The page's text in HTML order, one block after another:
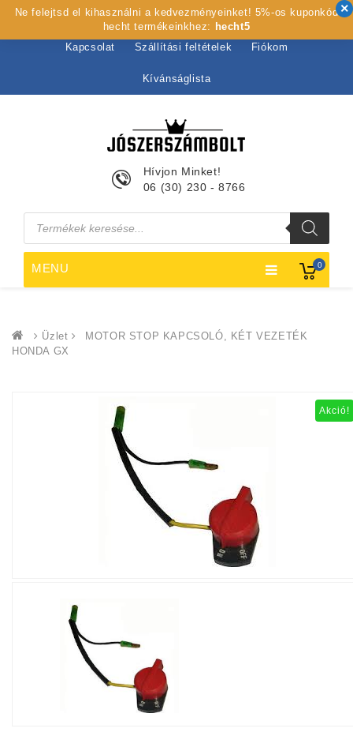
Kezdőlap Rólunk Webshop Szolgáltatások
Kapcsolat Szállítási feltételek Fiókom
Kívánságlista
0
Hívjon Minket!
06 (30) 230 - 8766
Products
search
MENU
Üzlet
MOTOR STOP KAPCSOLÓ, KÉT VEZETÉK
HONDA GX
Akció!
Ne felejtsd el kihasználni a kedvezményeinket! 5%-os kuponkód
hecht termékeinkhez: hecht5